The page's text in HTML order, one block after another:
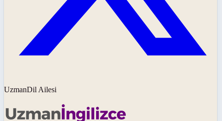
UzmanDil Ailesi